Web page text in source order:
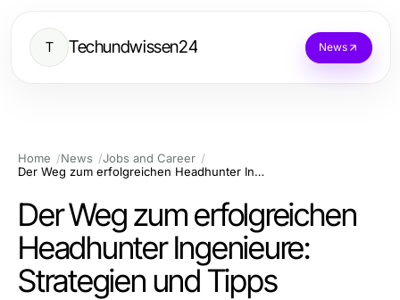
T Techundwissen24 News
Home News
Jobs and Career
Der Weg zum erfolgreichen Headhunter Ingenieure: Strategien und Tipps
Der Weg zum erfolgreichen
Headhunter Ingenieure:
Strategien und Tipps